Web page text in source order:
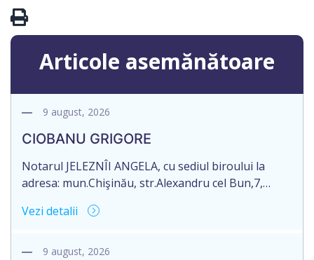
Articole asemănătoare
9 august, 2026
CIOBANU GRIGORE
Notarul JELEZNÎI ANGELA, cu sediul biroului la
adresa: mun.Chişinău, str.Alexandru cel Bun,7,
succesorale în urma decesului cet.CIOBANU
decedat la data de 15 aprilie 2026. Informăm
Vezi detalii
9 august, 2026